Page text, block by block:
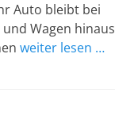
Auto bleibt bei
Wagen hinaus
weiter lesen …